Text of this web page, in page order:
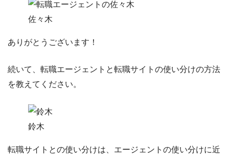
佐々木
ありがとうございます！
続いて、 転職エージェントと転職サイトの使い分けの方法
を教えてください。
鈴木
転職サイトとの使い分けは、エージェントの使い分けに近